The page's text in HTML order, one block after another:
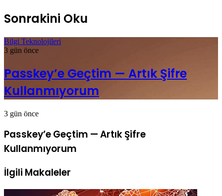
Sonrakini Oku
Bilgi Teknolojileri
3 gün önce
Passkey’e Geçtim — Artık Şifre
Kullanmıyorum
3 gün önce
Passkey’e Geçtim — Artık Şifre
Kullanmıyorum
İlgili Makaleler